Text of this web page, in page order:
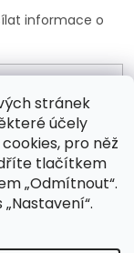
stránek
účely
pro něž
tlačítkem
„Odmítnout“.
informace o
podmínkami .